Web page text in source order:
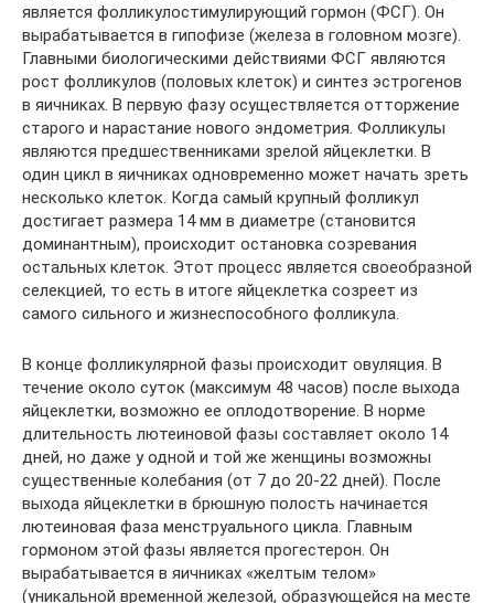
является фолликулостимулирующий гормон (ФСГ). Он
вырабатывается в гипофизе (железа в головном мозге).
Главными биологическими действиями ФСГ являются
рост фолликулов (половых клеток) и синтез эстрогенов
в яичниках. В первую фазу осуществляется отторжение
старого и нарастание нового эндометрия. Фолликулы
являются предшественниками зрелой яйцеклетки. В
один цикл в яичниках одновременно может начать зреть
несколько клеток. Когда самый крупный фолликул
достигает размера 14 мм в диаметре (становится
доминантным), происходит остановка созревания
остальных клеток. Этот процесс является своеобразной
селекцией, то есть в итоге яйцеклетка созреет из
самого сильного и жизнеспособного фолликула.
В конце фолликулярной фазы происходит овуляция. В
течение около суток (максимум 48 часов) после выхода
яйцеклетки, возможно ее оплодотворение. В норме
длительность лютеиновой фазы составляет около 14
дней, но даже у одной и той же женщины возможны
существенные колебания (от 7 до 20-22 дней). После
выхода яйцеклетки в брюшную полость начинается
лютеиновая фаза менструального цикла. Главным
гормоном этой фазы является прогестерон. Он
вырабатывается в яичниках «желтым телом»
(уникальной временной железой, образующейся на месте